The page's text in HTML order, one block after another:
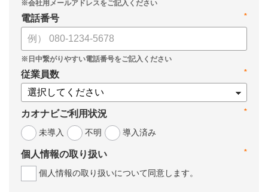
*
電話番号
*
従業員数
*
カオナビご利用状況
未導入
不明 導入済み
*
個人情報の取り扱い
個人情報の取り扱いについて同意します。